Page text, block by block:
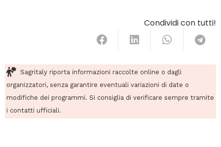
Condividi con tutti!
Sagritaly riporta informazioni raccolte online o dagli
organizzatori, senza garantire eventuali variazioni di date o
modifiche dei programmi. Si consiglia di verificare sempre tramite
i contatti ufficiali.